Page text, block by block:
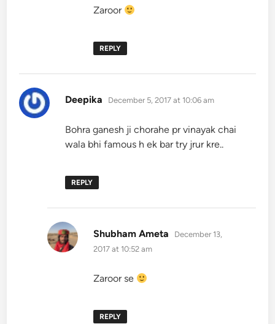
Zaroor
REPLY
Deepika says:
December 5, 2017 at 10:06 am
Bohra ganesh ji chorahe pr vinayak chai
wala bhi famous h ek bar try jrur kre..
REPLY
Shubham Ameta says:
December 13,
2017 at 10:52 am
Zaroor se
REPLY